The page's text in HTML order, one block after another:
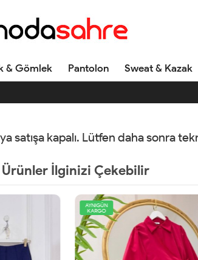
& Gömlek Pantolon Sweat & Kazak
satışa kapalı. Lütfen daha sonra
Ürünler İlginizi Çekebilir
AYNIGÜN
KARGO